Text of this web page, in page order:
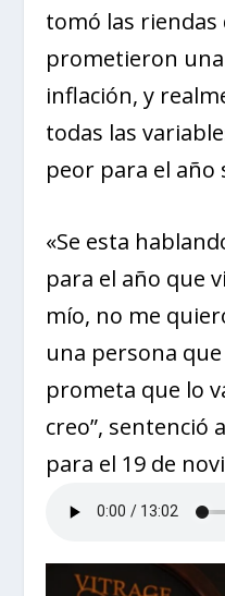
tomó las riendas
prometieron
inflación, y
todas las
peor para el año
«Se esta
para el año que
mío, no me
una persona
prometa que lo
creo”, sentenció
para el 19 de